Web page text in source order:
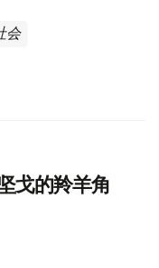
会
戈的羚羊角